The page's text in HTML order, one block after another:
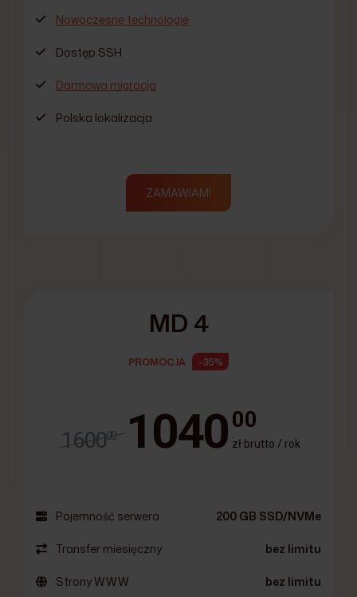
Nowoczesne technologie
Dostęp SSH
Darmowa migracja
Polska lokalizacja
ZAMAWIAM!
MD 4
PROMOCJA -35%
160000 104000
zł brutto / rok
Pojemność serwera 200 GB SSD/NVMe
Transfer miesięczny bez limitu
Strony WWW bez limitu